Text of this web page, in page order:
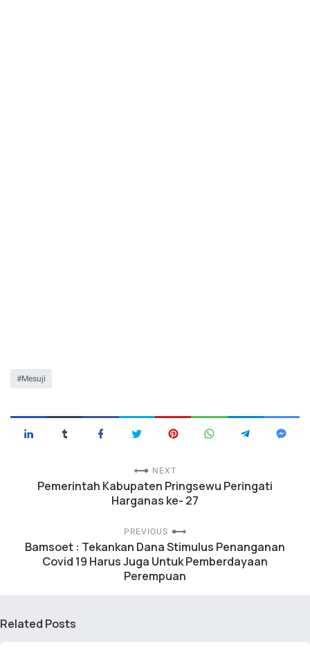
Mesuji
NEXT
Pemerintah Kabupaten Pringsewu Peringati
Harganas ke- 27
PREVIOUS
Bamsoet : Tekankan Dana Stimulus Penanganan
Covid 19 Harus Juga Untuk Pemberdayaan
Perempuan
Related Posts